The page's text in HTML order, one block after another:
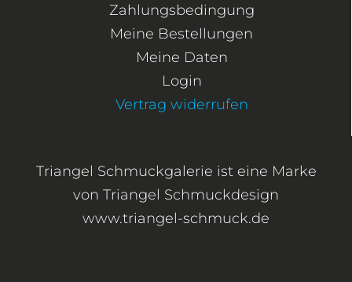
Zahlungsbedingung
Meine Bestellungen
Meine Daten
Login
Vertrag widerrufen
Triangel Schmuckgalerie ist eine Marke
von Triangel Schmuckdesign
www.triangel-schmuck.de